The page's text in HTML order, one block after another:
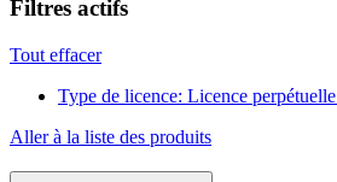
Filtres actifs
Tout effacer
Type de licence: Licence perpétuelle
Aller à la liste des produits